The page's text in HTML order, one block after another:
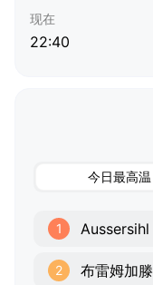
现在
22:40
今日最高温
1 Aussersihl
2 布雷姆加滕